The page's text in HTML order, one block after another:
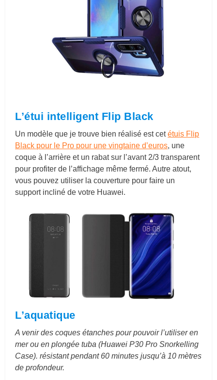
L’étui intelligent Flip Black
Un modèle que je trouve bien réalisé est cetétuis Flip
Black pour le Pro pour une vingtaine d’euros, une
coque à l’arrière et un rabat sur l’avant 2/3 transparent
pour profiter de l’affichage même fermé. Autre atout,
vous pouvez utiliser la couverture pour faire un
support incliné de votre Huawei.
L’aquatique
A venir des coques étanches pour pouvoir l’utiliser en
mer ou en plongée tuba (Huawei P30 Pro Snorkelling
Case). résistant pendant 60 minutes jusqu’à 10 mètres
de profondeur.